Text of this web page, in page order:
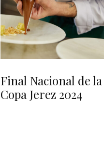
Final Nacional de la
Copa Jerez 2024